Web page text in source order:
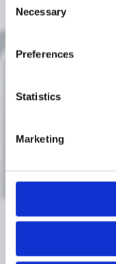
Selection
Necessary
Preferences
Statistics
Marketing